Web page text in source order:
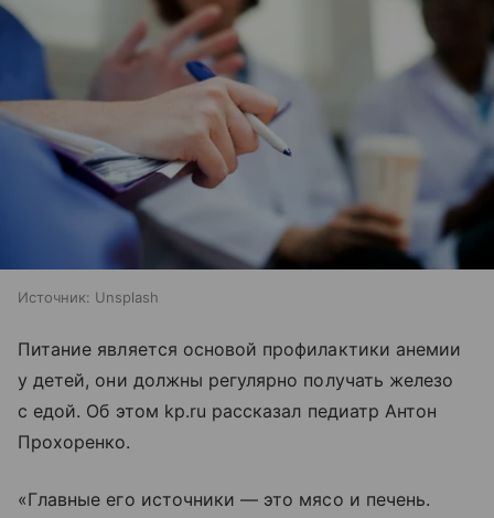
Источник: Unsplash
Питание является основой профилактики анемии
у детей, они должны регулярно получать железо
с едой. Об этом kp.ru рассказал педиатр Антон
Прохоренко.
«Главные его источники — это мясо и печень.